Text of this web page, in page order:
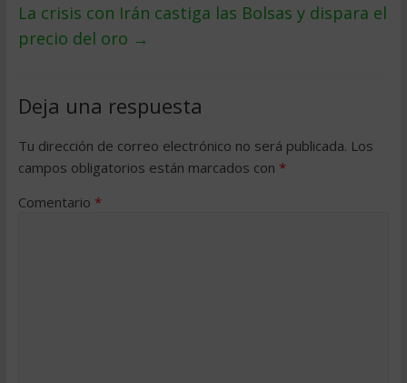
La crisis con Irán castiga las Bolsas y dispara el
precio del oro →
Deja una respuesta
Tu dirección de correo electrónico no será publicada. Los
campos obligatorios están marcados con *
Comentario *